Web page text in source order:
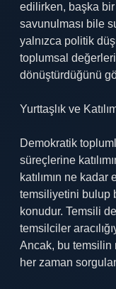
edilirken, başka
savunulması bile
yalnızca politik
toplumsal
dönüştürdüğünü
Yurttaşlık ve
Demokratik
süreçlerine
katılımın ne
temsiliyetini bulup
konudur. Temsili
temsilciler
Ancak, bu temsilin
her zaman